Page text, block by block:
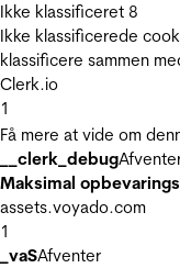
Ikke klassificeret 8
Ikke klassificerede
klassificere sammen
Clerk.io
1
Få mere at vide om
__clerk_debug
Maksimal
assets.voyado.com
1
_vaSAfventer